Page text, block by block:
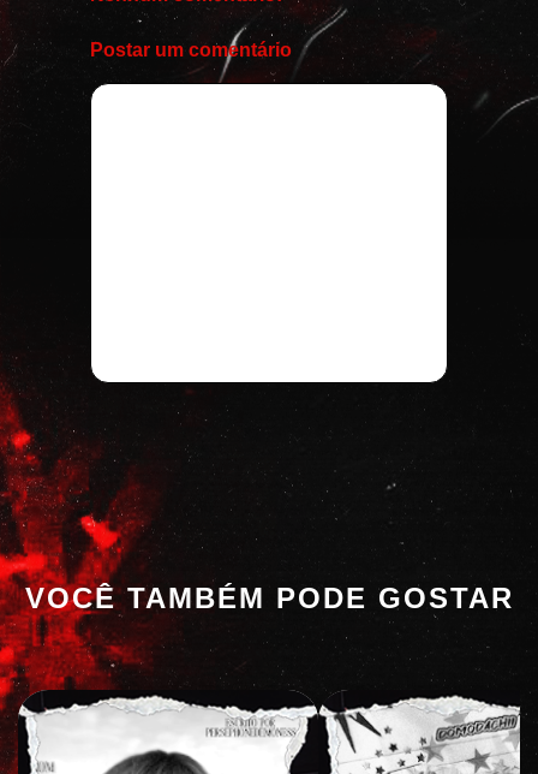
Postar um comentário
VOCÊ TAMBÉM PODE GOSTAR